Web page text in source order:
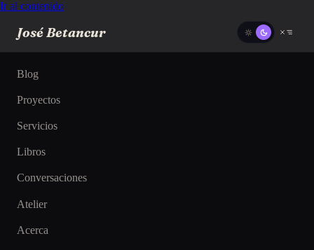
Ir al contenido
José Betancur
Blog
Proyectos
Servicios
Libros
Conversaciones
Atelier
Acerca